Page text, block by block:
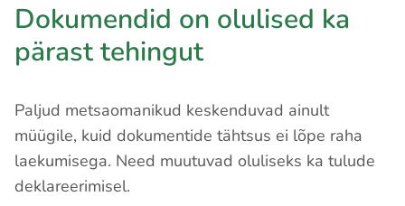
Dokumendid on olulised ka
pärast tehingut
Paljud metsaomanikud keskenduvad ainult
müügile, kuid dokumentide tähtsus ei lõpe raha
laekumisega. Need muutuvad oluliseks ka tulude
deklareerimisel.